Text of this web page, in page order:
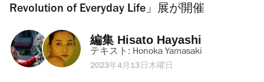
Revolution of Everyday Life」展が開催
編集 Hisato Hayashi
テキスト: Honoka Yamasaki
2023年4月13日木曜日